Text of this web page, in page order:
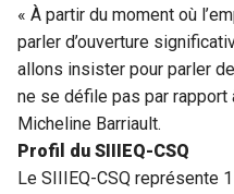
« À partir du moment où
parler d’ouverture
allons insister pour parler
ne se défile pas par rapport
Micheline Barriault.
Profil du SIIIEQ-CSQ
Le SIIIEQ-CSQ représente